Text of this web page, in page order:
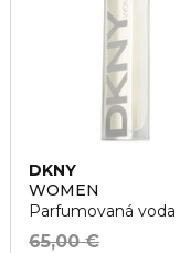
DKNY
WOMEN
Parfumovaná voda
65,00 €